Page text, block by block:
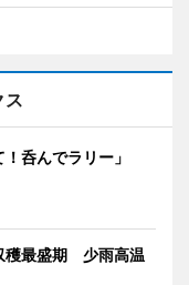
ス
！呑んでラリー」
穫最盛期 少雨高温